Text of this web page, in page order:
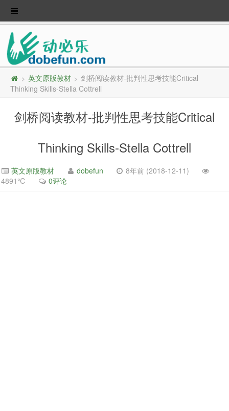
> 英文原版教材 > 剑桥阅读教材-批判性思考技能Critical
Thinking Skills-Stella Cottrell
剑桥阅读教材-批判性思考技能Critical
Thinking Skills-Stella Cottrell
英文原版教材 dobefun
8年前 (2018-12-11)
4891℃
0评论